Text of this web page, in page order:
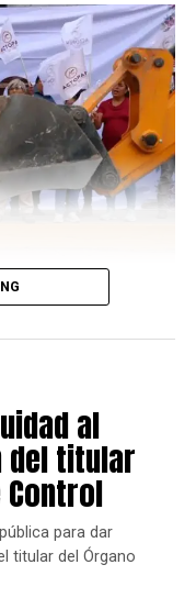
al
del titular
Control
para dar
titular del Órgano